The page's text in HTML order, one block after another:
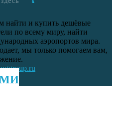
найти и купить дешёвые
по всему миру, найти
аэропортов мира.
мы только помогаем вам,